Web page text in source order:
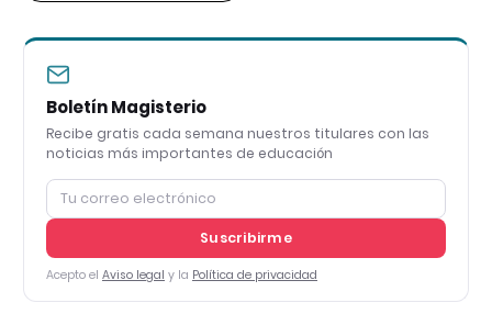
Boletín Magisterio
Recibe gratis cada semana nuestros titulares con las
noticias más importantes de educación
Suscribirme
Acepto el Aviso legal y la Política de privacidad